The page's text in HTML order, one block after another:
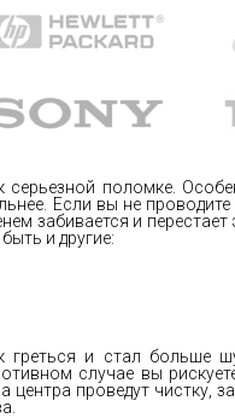
серьезной поломке.
Если вы не
забивается и
и другие:
и стал больше
случае вы
проведут чистку,